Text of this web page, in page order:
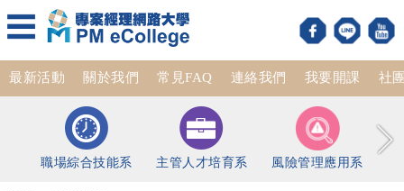
最新活動 關於我們 常見FAQ 連絡我們 我要開課 社
職場綜合技能系 主管人才培育系 風險管理應用系